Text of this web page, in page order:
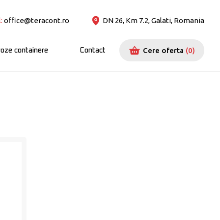
office@teracont.ro DN 26, Km 7.2, Galati, Romania
containere Contact Cere oferta (0)